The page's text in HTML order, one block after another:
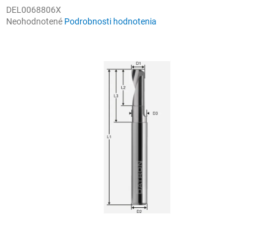
DEL0068806X
Priemerné
Neohodnotené Podrobnosti hodnotenia